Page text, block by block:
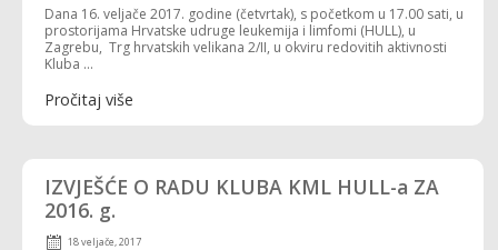
Dana 16. veljače 2017. godine (četvrtak), s početkom u 17.00 sati, u
prostorijama Hrvatske udruge leukemija i limfomi (HULL), u
Zagrebu, Trg hrvatskih velikana 2/II, u okviru redovitih aktivnosti
Kluba ...
Pročitaj više
IZVJEŠĆE O RADU KLUBA KML HULL-a ZA
2016. g.
18 veljače, 2017